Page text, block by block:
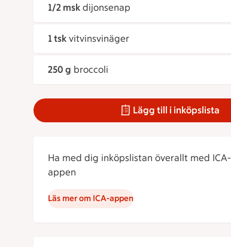
1/2 msk dijonsenap
1 tsk vitvinsvinäger
250 g broccoli
Lägg till i inköpslista
Ha med dig inköpslistan överallt med ICA-
appen
Läs mer om ICA-appen